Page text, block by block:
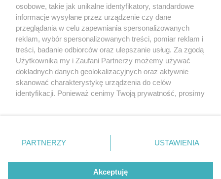
POGODA
21℃
Zobacz prognozę na 3 dni
Copyright © 2022 Kurier Szczeciński sp. z o.o.
Wszelkie prawa zastrzeżone
Nota wydawnicza
Nota prawna
osobowe, takie jak unikalne identyfikatory, standardowe
informacje wysyłane przez urządzenie czy dane
przeglądania w celu zapewniania spersonalizowanych
reklam, wybór spersonalizowanych treści, pomiar reklam i
treści, badanie odbiorców oraz ulepszanie usług. Za zgodą
Użytkownika my i Zaufani Partnerzy możemy używać
dokładnych danych geolokalizacyjnych oraz aktywnie
skanować charakterystykę urządzenia do celów
identyfikacji. Ponieważ cenimy Twoją prywatność, prosimy
prywatności znajdujący się w lewym dolnym rogu strony
. Niektóre rodzaje przetwarzania danych nie wymagają
takiemu przetwarzaniu. Preferencje będą miały
PARTNERZY USTAWIENIA
Akceptuję